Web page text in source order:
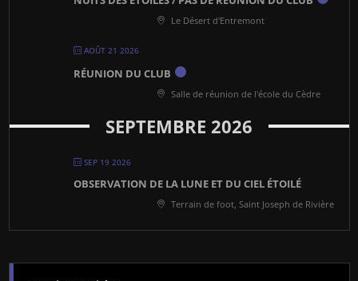
Le Désert d'Entremont
AOÛT 21 2026
RÉUNION DU CLUB
Salle de réunion de l'école du Cèdre
SEPTEMBRE 2026
SEP 19 2026
OBSERVATION DE LA LUNE ET DU CIEL ÉTOILÉ
Terrain de foot, Saint Joseph de Rivière